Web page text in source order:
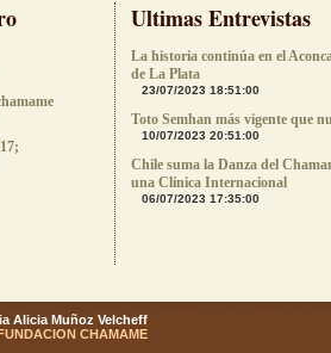
Ultimas Entrevistas
La historia continúa en el
de La Plata
23/07/2023 18:51:00
Toto Semhan más vigente que
10/07/2023 20:51:00
Chile suma la Danza del
una Clínica Internacional
06/07/2023 17:35:00
Alicia Muñoz Velcheff
CHAMAME